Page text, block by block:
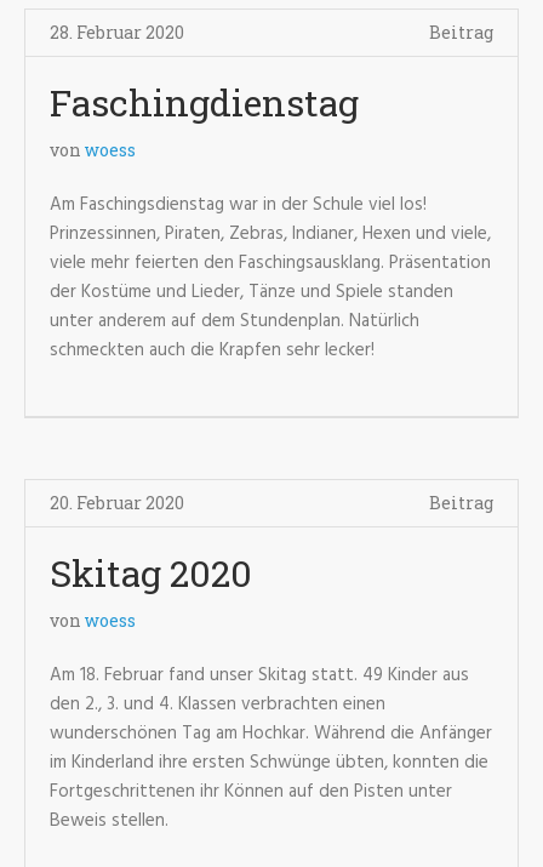
28. Februar 2020 Beitrag
Faschingdienstag
von woess
Am Faschingsdienstag war in der Schule viel los!
Prinzessinnen, Piraten, Zebras, Indianer, Hexen und viele,
viele mehr feierten den Faschingsausklang. Präsentation
der Kostüme und Lieder, Tänze und Spiele standen
unter anderem auf dem Stundenplan. Natürlich
schmeckten auch die Krapfen sehr lecker!
20. Februar 2020 Beitrag
Skitag 2020
von woess
Am 18. Februar fand unser Skitag statt. 49 Kinder aus
den 2., 3. und 4. Klassen verbrachten einen
wunderschönen Tag am Hochkar. Während die Anfänger
im Kinderland ihre ersten Schwünge übten, konnten die
Fortgeschrittenen ihr Können auf den Pisten unter
Beweis stellen.